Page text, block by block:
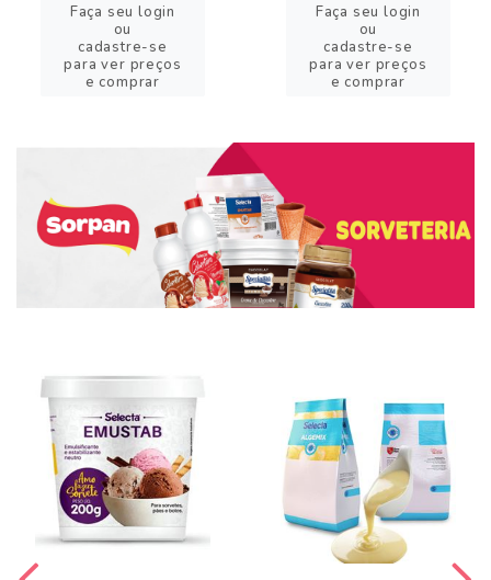
Faça seu login
ou
cadastre-se
para ver preços
e comprar
Faça seu login
ou
cadastre-se
para ver preços
e comprar